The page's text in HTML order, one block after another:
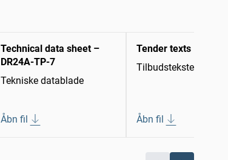
Technical data sheet –
DR24A-TP-7
Tekniske datablade
Åbn fil
Tender texts
Tilbudstekster
Åbn fil